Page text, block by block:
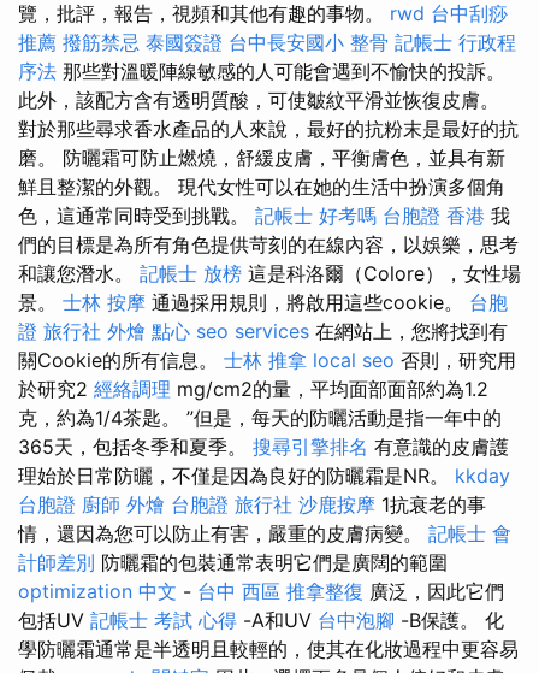
覽，批評，報告，視頻和其他有趣的事物。 rwd 台中刮痧
推薦 撥筋禁忌 泰國簽證 台中長安國小 整骨 記帳士 行政程
序法 那些對溫暖陣線敏感的人可能會遇到不愉快的投訴。
此外，該配方含有透明質酸，可使皺紋平滑並恢復皮膚。
對於那些尋求香水產品的人來說，最好的抗粉末是最好的抗
磨。 防曬霜可防止燃燒，舒緩皮膚，平衡膚色，並具有新
鮮且整潔的外觀。 現代女性可以在她的生活中扮演多個角
色，這通常同時受到挑戰。 記帳士 好考嗎 台胞證 香港 我
們的目標是為所有角色提供苛刻的在線內容，以娛樂，思考
和讓您潛水。 記帳士 放榜 這是科洛爾（Colore），女性場
景。 士林 按摩 通過採用規則，將啟用這些cookie。 台胞
證 旅行社 外燴 點心 seo services 在網站上，您將找到有
關Cookie的所有信息。 士林 推拿 local seo 否則，研究用
於研究2 經絡調理 mg/cm2的量，平均面部面部約為1.2
克，約為1/4茶匙。 ”但是，每天的防曬活動是指一年中的
365天，包括冬季和夏季。 搜尋引擎排名 有意識的皮膚護
理始於日常防曬，不僅是因為良好的防曬霜是NR。 kkday
台胞證 廚師 外燴 台胞證 旅行社 沙鹿按摩 1抗衰老的事
情，還因為您可以防止有害，嚴重的皮膚病變。 記帳士 會
計師差別 防曬霜的包裝通常表明它們是廣闊的範圍
optimization 中文 - 台中 西區 推拿整復 廣泛，因此它們
包括UV 記帳士 考試 心得 -A和UV 台中泡腳 -B保護。 化
學防曬霜通常是半透明且較輕的，使其在化妝過程中更容易